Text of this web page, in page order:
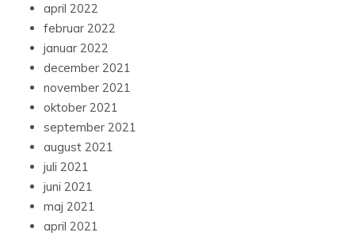
april 2022
februar 2022
januar 2022
december 2021
november 2021
oktober 2021
september 2021
august 2021
juli 2021
juni 2021
maj 2021
april 2021